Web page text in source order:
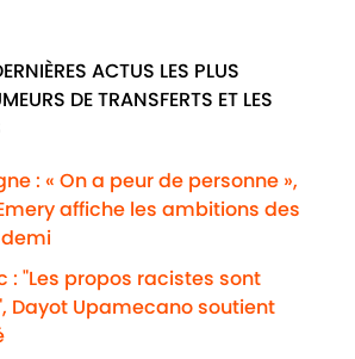
ACTUS LES PLUS
DE TRANSFERTS ET LES
: « On a peur de personne »,
affiche les ambitions des
: "Les propos racistes sont
Dayot Upamecano soutient